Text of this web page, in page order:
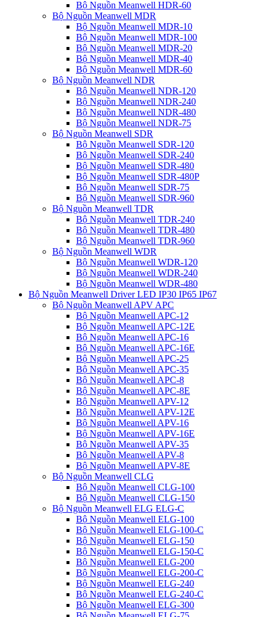
Bộ Nguồn Meanwell HDR-60
Bộ Nguồn Meanwell MDR
Bộ Nguồn Meanwell MDR-10
Bộ Nguồn Meanwell MDR-100
Bộ Nguồn Meanwell MDR-20
Bộ Nguồn Meanwell MDR-40
Bộ Nguồn Meanwell MDR-60
Bộ Nguồn Meanwell NDR
Bộ Nguồn Meanwell NDR-120
Bộ Nguồn Meanwell NDR-240
Bộ Nguồn Meanwell NDR-480
Bộ Nguồn Meanwell NDR-75
Bộ Nguồn Meanwell SDR
Bộ Nguồn Meanwell SDR-120
Bộ Nguồn Meanwell SDR-240
Bộ Nguồn Meanwell SDR-480
Bộ Nguồn Meanwell SDR-480P
Bộ Nguồn Meanwell SDR-75
Bộ Nguồn Meanwell SDR-960
Bộ Nguồn Meanwell TDR
Bộ Nguồn Meanwell TDR-240
Bộ Nguồn Meanwell TDR-480
Bộ Nguồn Meanwell TDR-960
Bộ Nguồn Meanwell WDR
Bộ Nguồn Meanwell WDR-120
Bộ Nguồn Meanwell WDR-240
Bộ Nguồn Meanwell WDR-480
Bộ Nguồn Meanwell Driver LED IP30 IP65 IP67
Bộ Nguồn Meanwell APV APC
Bộ Nguồn Meanwell APC-12
Bộ Nguồn Meanwell APC-12E
Bộ Nguồn Meanwell APC-16
Bộ Nguồn Meanwell APC-16E
Bộ Nguồn Meanwell APC-25
Bộ Nguồn Meanwell APC-35
Bộ Nguồn Meanwell APC-8
Bộ Nguồn Meanwell APC-8E
Bộ Nguồn Meanwell APV-12
Bộ Nguồn Meanwell APV-12E
Bộ Nguồn Meanwell APV-16
Bộ Nguồn Meanwell APV-16E
Bộ Nguồn Meanwell APV-35
Bộ Nguồn Meanwell APV-8
Bộ Nguồn Meanwell APV-8E
Bộ Nguồn Meanwell CLG
Bộ Nguồn Meanwell CLG-100
Bộ Nguồn Meanwell CLG-150
Bộ Nguồn Meanwell ELG ELG-C
Bộ Nguồn Meanwell ELG-100
Bộ Nguồn Meanwell ELG-100-C
Bộ Nguồn Meanwell ELG-150
Bộ Nguồn Meanwell ELG-150-C
Bộ Nguồn Meanwell ELG-200
Bộ Nguồn Meanwell ELG-200-C
Bộ Nguồn Meanwell ELG-240
Bộ Nguồn Meanwell ELG-240-C
Bộ Nguồn Meanwell ELG-300